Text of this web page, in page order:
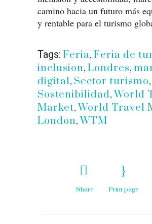
camino hacia un futuro más
y rentable para el turismo
Tags: Feria, Feria de
inclusion, Londres,
digital, Sector turismo,
Sostenibilidad,World
Market,World Travel
London,WTM
Share Print page